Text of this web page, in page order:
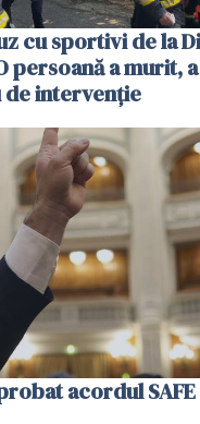
cu sportivi de la
persoană a murit,
de intervenție
acordul SAFE